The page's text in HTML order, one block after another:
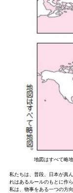
地図はすべて略
私たちは、普段、日本が真
れはあるルールのもとに作
私は、物事をある一つの方